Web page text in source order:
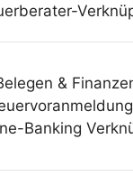
&
Banking